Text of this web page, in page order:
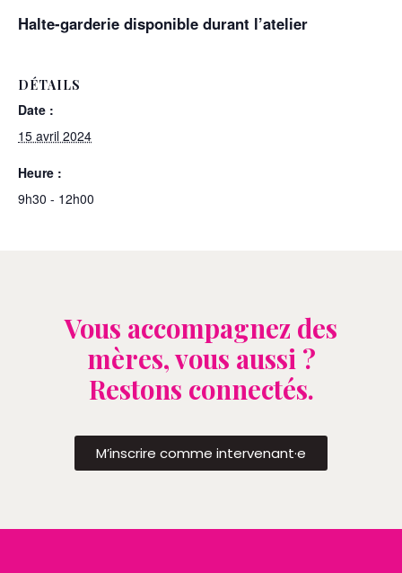
Halte-garderie disponible durant l’atelier
DÉTAILS
Date :
15 avril 2024
Heure :
9h30 - 12h00
Vous accompagnez des
mères, vous aussi ?
Restons connectés.
M’inscrire comme intervenant·e